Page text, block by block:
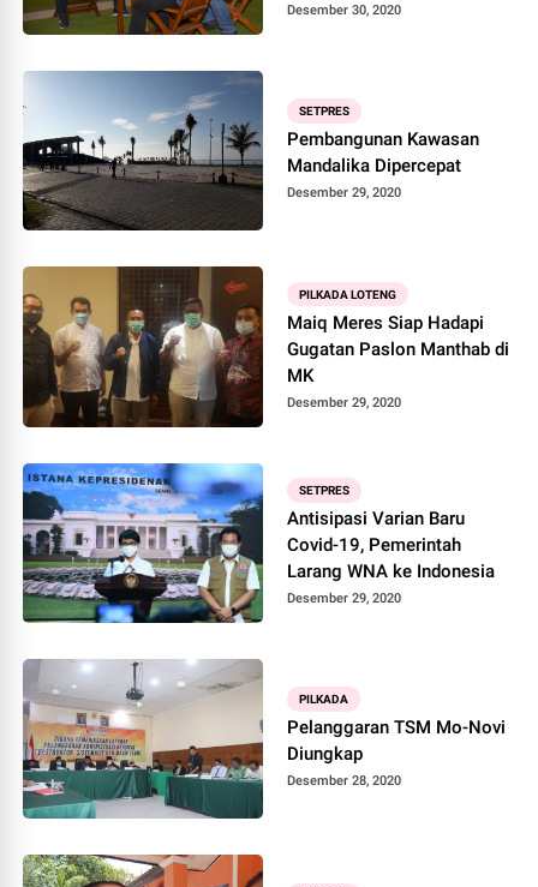
Desember 30, 2020
SETPRES
Pembangunan Kawasan
Mandalika Dipercepat
Desember 29, 2020
PILKADA LOTENG
Maiq Meres Siap Hadapi
Gugatan Paslon Manthab di
MK
Desember 29, 2020
SETPRES
Antisipasi Varian Baru
Covid-19, Pemerintah
Larang WNA ke Indonesia
Desember 29, 2020
PILKADA
Pelanggaran TSM Mo-Novi
Diungkap
Desember 28, 2020